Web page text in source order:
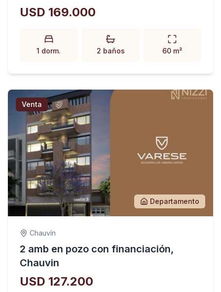
USD 169.000
1 dorm. 2 baños 60 m²
Venta
Departamento
Chauvín
2 amb en pozo con financiación,
Chauvin
USD 127.200